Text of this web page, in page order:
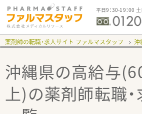
平日9：30-19：00
薬剤師の転職・求人サイト ファルマスタッフ 沖
沖縄県の高給与
上)の薬剤師転職